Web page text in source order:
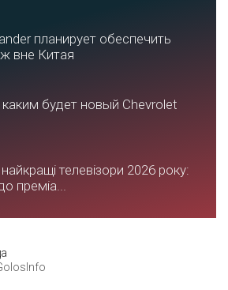
планирует обеспечить
вне Китая
будет новый Chevrolet
телевізори 2026 року:
преміа...